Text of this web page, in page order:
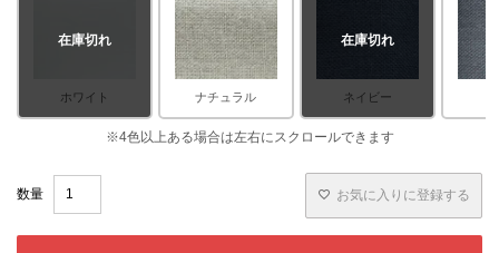
ホワイト
在庫切れ
ナチュラル ネイビー
在庫切れ
お気に入りに登録する